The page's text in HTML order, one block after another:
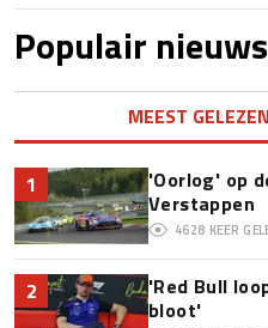
Populair nieuws
MEEST GELEZEN
1
'Oorlog' op
Verstappen
4628 KEER
2
'Red Bull
bloot'